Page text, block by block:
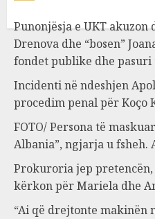
Punonjësja e UKT
Drenova dhe “bosen”
fondet publike dhe
Incidenti në ndeshjen
procedim penal për Koço
FOTO/ Persona të
Albania”, ngjarja u fsheh.
Prokuroria jep
kërkon për Mariela dhe
“Ai që drejtonte makinën